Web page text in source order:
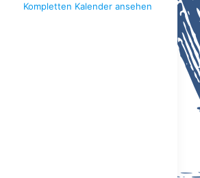
Kompletten Kalender ansehen